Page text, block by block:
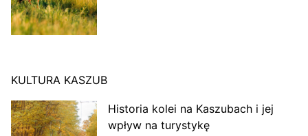
KULTURA KASZUB
Historia kolei na Kaszubach i jej
wpływ na turystykę